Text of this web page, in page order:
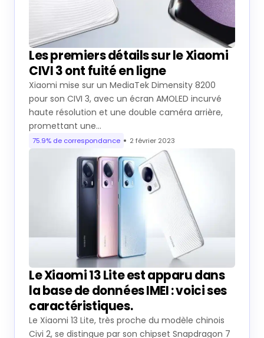
Les premiers détails sur le Xiaomi
CIVI 3 ont fuité en ligne
Xiaomi mise sur un MediaTek Dimensity 8200
pour son CIVI 3, avec un écran AMOLED incurvé
haute résolution et une double caméra arrière,
promettant une…
75.9% de correspondance 2 février 2023
Le Xiaomi 13 Lite est apparu dans
la base de données IMEI : voici ses
caractéristiques.
Le Xiaomi 13 Lite, très proche du modèle chinois
Civi 2, se distingue par son chipset Snapdragon 7